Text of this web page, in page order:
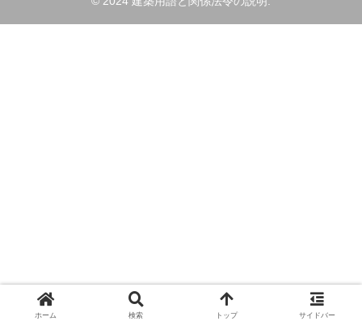
ホーム 検索 トップ サイドバー